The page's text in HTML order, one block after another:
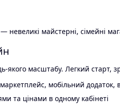
невеликі майстерні, сімейні
якого масштабу. Легкий старт,
мобільний додаток,
та цінами в одному кабінеті